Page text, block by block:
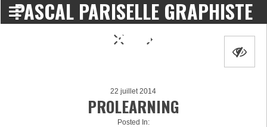
PASCAL PARISELLE GRAPHISTE
DESIGNER
22 juillet 2014
PROLEARNING
Posted In: